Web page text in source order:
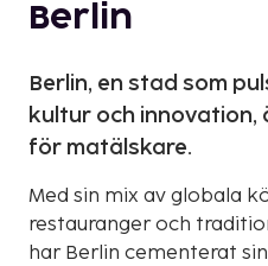
Berlin
Berlin, en stad som
kultur och
för matälskare.
Med sin mix av globala
restauranger och
har Berlin cementerat